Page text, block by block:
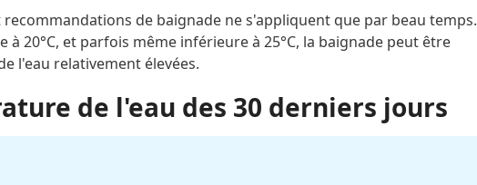
de baignade ne s'appliquent que par beau temps.
20°C, et parfois même inférieure à 25°C, la baignade peut être
l'eau relativement élevées.
de l'eau des 30 derniers jours